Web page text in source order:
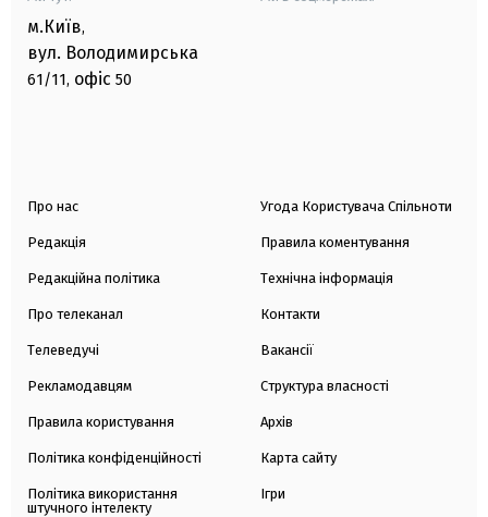
м.Київ,
вул. Володимирська
61/11, офіс 50
Про нас
Редакція
Редакційна політика
Про телеканал
Телеведучі
Рекламодавцям
Правила користування
Політика конфіденційності
Політика використання
штучного інтелекту
Угода Користувача Спільноти
Правила коментування
Технічна інформація
Контакти
Вакансії
Структура власності
Архів
Карта сайту
Ігри